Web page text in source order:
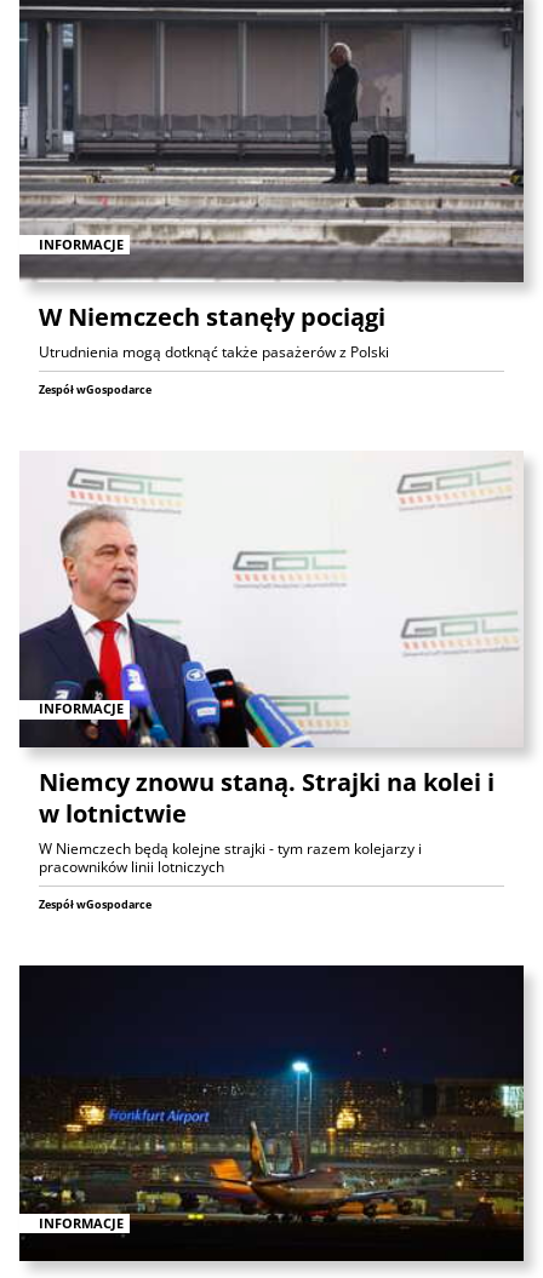
INFORMACJE
W Niemczech stanęły pociągi
Utrudnienia mogą dotknąć także pasażerów z Polski
Zespół wGospodarce
INFORMACJE
Niemcy znowu staną. Strajki na kolei i
w lotnictwie
W Niemczech będą kolejne strajki - tym razem kolejarzy i
pracowników linii lotniczych
Zespół wGospodarce
INFORMACJE